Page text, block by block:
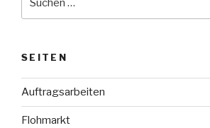
nach:
SEITEN
Auftragsarbeiten
Flohmarkt